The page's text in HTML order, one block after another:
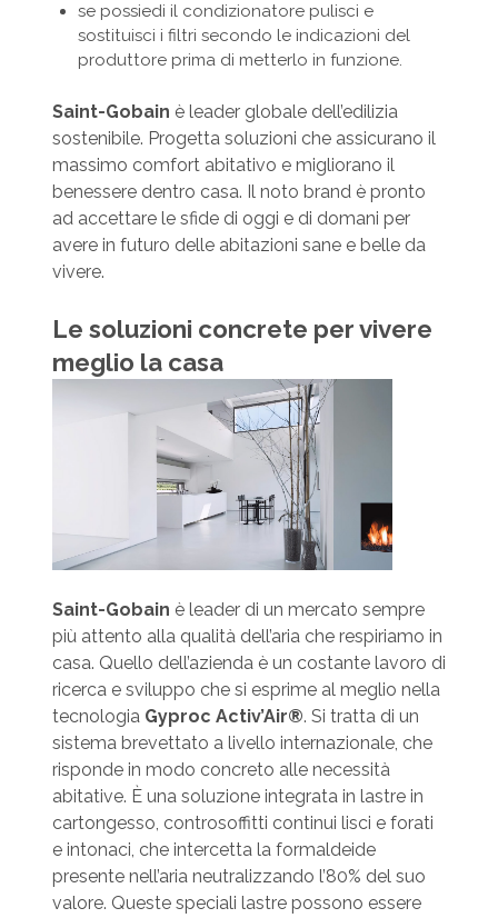
se possiedi il condizionatore pulisci e
sostituisci i filtri secondo le indicazioni del
produttore prima di metterlo in funzione.
Saint-Gobain è leader globale dell’edilizia
sostenibile. Progetta soluzioni che assicurano il
massimo comfort abitativo e migliorano il
benessere dentro casa. Il noto brand è pronto
ad accettare le sfide di oggi e di domani per
avere in futuro delle abitazioni sane e belle da
vivere.
Le soluzioni concrete per vivere
meglio la casa
Saint-Gobain è leader di un mercato sempre
più attento alla qualità dell’aria che respiriamo in
casa. Quello dell’azienda è un costante lavoro di
ricerca e sviluppo che si esprime al meglio nella
tecnologia Gyproc Activ’Air®. Si tratta di un
sistema brevettato a livello internazionale, che
risponde in modo concreto alle necessità
abitative. È una soluzione integrata in lastre in
cartongesso, controsoffitti continui lisci e forati
e intonaci, che intercetta la formaldeide
presente nell’aria neutralizzando l’80% del suo
valore. Queste speciali lastre possono essere